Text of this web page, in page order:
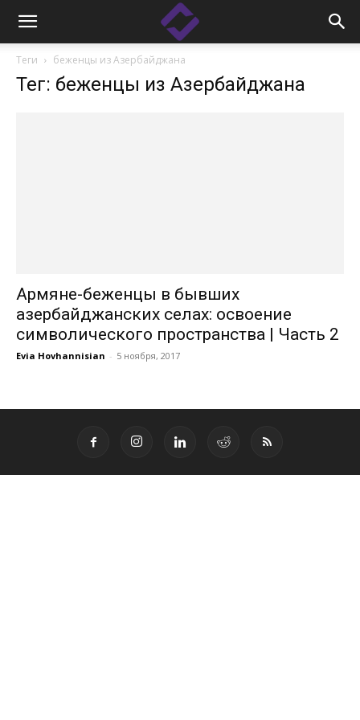
Теги беженцы из Азербайджана
Тег: беженцы из Азербайджана
Армяне-беженцы в бывших
азербайджанских селах: освоение
символического пространства | Часть 2
Evia Hovhannisian - 5 ноября, 2017